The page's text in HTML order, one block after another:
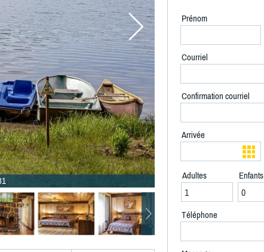
Prénom
Courriel
Confirmation courriel
Arrivée
Adultes Enfants
Téléphone